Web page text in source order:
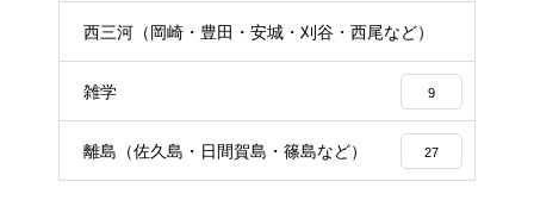
西三河（岡崎・豊田・安城・刈谷・西尾など）
25
雑学 9
離島（佐久島・日間賀島・篠島など） 27